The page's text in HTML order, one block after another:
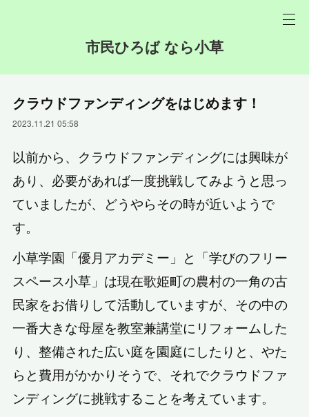
市民ひろば なら小草
クラウドファンディングをはじめます！
2023.11.21 05:58
以前から、クラウドファンディングには興味が
あり、必要があれば一度挑戦してみようと思っ
ていましたが、どうやらその時が近いようで
す。
小草学園「優月アカデミー」と「学びのフリー
スペース小草」は現在歌姫町の農村の一角の古
民家をお借りして活動していますが、その中の
一番大きな母屋を教室兼講堂にリフォームした
り、整備された広い庭を園庭にしたりと、やた
らと費用がかかりそうで、それでクラウドファ
ンディングに挑戦することを考えています。